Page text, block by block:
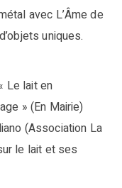
avec L’Âme de
uniques.
Le lait en
» (En Mairie)
(Association La
le lait et ses